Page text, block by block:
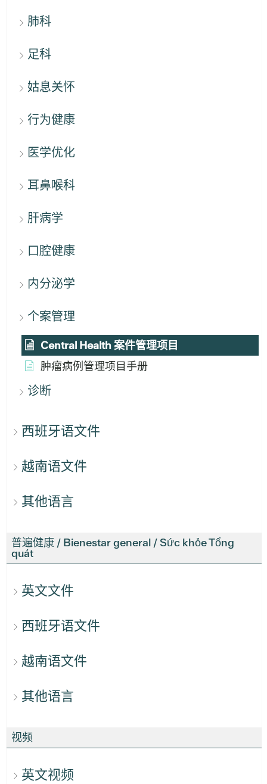
肺科
足科
姑息关怀
行为健康
医学优化
耳鼻喉科
肝病学
口腔健康
内分泌学
个案管理
Central Health 案件管理项目
肿瘤病例管理项目手册
诊断
西班牙语文件
越南语文件
其他语言
普遍健康 / Bienestar general / Sức khỏe Tổng
quát
英文文件
西班牙语文件
越南语文件
其他语言
视频
英文视频